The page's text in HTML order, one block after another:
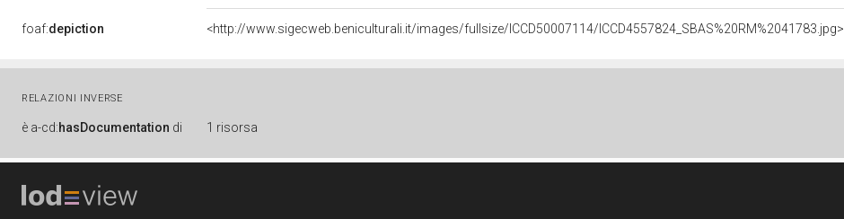
foaf:depiction <http://www.sigecweb.beniculturali.it/images/fullsize/ICCD50007114/ICCD4557824_SBAS%20RM%2041783.jpg>
RELAZIONI INVERSE
è a-cd:hasDocumentation di 1 risorsa